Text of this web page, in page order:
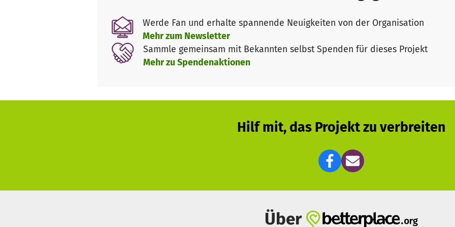
dem Schiff beträgt INSGESAMT noch nicht einmal die Kosten für eine halbe
Jahresetat von rund 25.000 Euro sind somit auf dem Schiff 10 Mitarbeiter tätig.
ehrenamtlich arbeiten, weil es keine Verwaltung gibt usw.An interessierte Spender
Jahresberichte und andere Dokumente.
Werde Fan und erhalte spannende Neuigkeiten von der Organisation
Mehr zum Newsletter
Sammle gemeinsam mit Bekannten selbst Spenden für dieses Projekt
Mehr zu Spendenaktionen
Hilf mit, das Projekt zu verbreiten
Über